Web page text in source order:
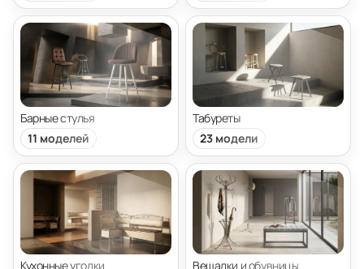
Барные стулья
11 моделей
Табуреты
23 модели
Кухонные уголки
Вешалки и обувницы